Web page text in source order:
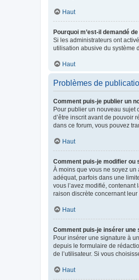
Haut
Pourquoi m’est-il demandé
Si les administrateurs ont
utilisation abusive du système
Haut
Problèmes de
Comment puis-je publier un
Pour publier un nouveau sujet
d’être inscrit avant de pouvoir
dans ce forum, vous pouvez
Haut
Comment puis-je modifier ou
À moins que vous ne soyez
adéquat, parfois dans une
vous l’avez modifié, contenant
raison discrète concernant
Haut
Comment puis-je insérer une
Pour insérer une signature à
depuis le formulaire de
de l’utilisateur. Si vous
Haut